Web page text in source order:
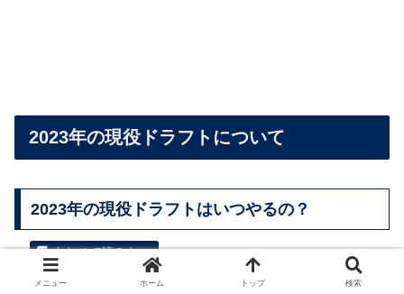
2023年の現役ドラフトについて
2023年の現役ドラフトはいつやるの？
12月8日開催!2023年現役ドラフトについてわかりや
すく解説
メニュー ホーム トップ 検索